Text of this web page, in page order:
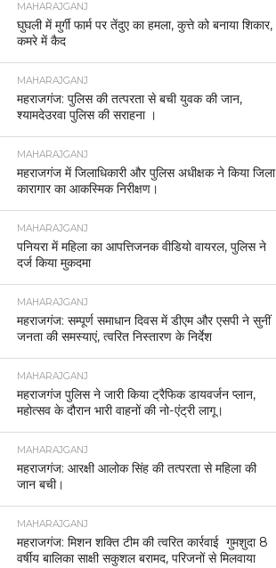
MAHARAJGANJ
घुघली में मुर्गी फार्म पर तेंदुए का हमला, कुत्ते को बनाया शिकार,
कमरे में कैद
MAHARAJGANJ
महराजगंज: पुलिस की तत्परता से बची युवक की जान,
श्यामदेउरवा पुलिस की सराहना ।
MAHARAJGANJ
महराजगंज में जिलाधिकारी और पुलिस अधीक्षक ने किया जिला
कारागार का आकस्मिक निरीक्षण।
MAHARAJGANJ
पनियरा में महिला का आपत्तिजनक वीडियो वायरल, पुलिस ने
दर्ज किया मुकदमा
MAHARAJGANJ
महराजगंज: सम्पूर्ण समाधान दिवस में डीएम और एसपी ने सुनीं
जनता की समस्याएं, त्वरित निस्तारण के निर्देश
MAHARAJGANJ
महराजगंज पुलिस ने जारी किया ट्रैफिक डायवर्जन प्लान,
महोत्सव के दौरान भारी वाहनों की नो-एंट्री लागू।
MAHARAJGANJ
महराजगंज: आरक्षी आलोक सिंह की तत्परता से महिला की
जान बची।
MAHARAJGANJ
महराजगंज: मिशन शक्ति टीम की त्वरित कार्रवाई गुमशुदा 8
वर्षीय बालिका साक्षी सकुशल बरामद, परिजनों से मिलवाया